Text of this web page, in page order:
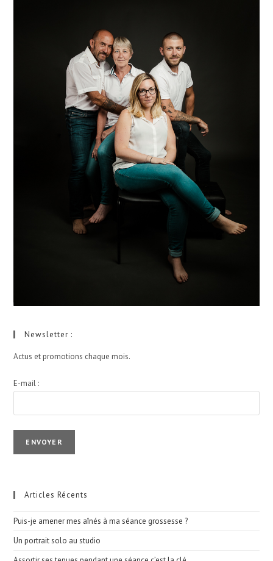
Newsletter :
Actus et promotions chaque mois.
E-mail :
Articles Récents
Puis-je amener mes aînés à ma séance grossesse ?
Un portrait solo au studio